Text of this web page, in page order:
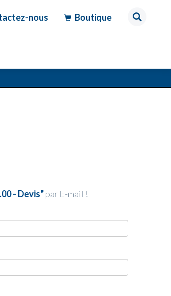
nous Boutique
- Devis"par E-mail !